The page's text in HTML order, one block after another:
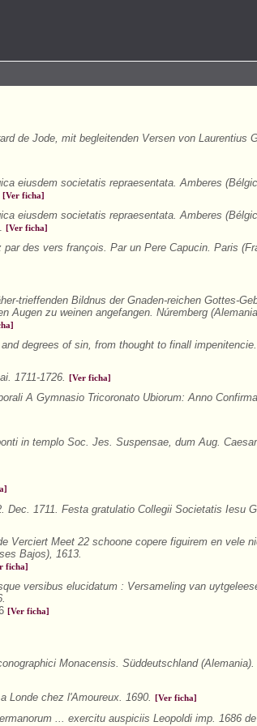
de Jode, mit begleitenden Versen von Laurentius
eiusdem societatis repraesentata. Amberes
[Ver ficha]
eiusdem societatis repraesentata. Amberes
[Ver ficha]
des vers françois. Par un Pere Capucin. Paris
trieffenden Bildnus der Gnaden-reichen Gottes-
Augen zu weinen angefangen. Núremberg
degrees of sin, from thought to finall
1711-1726. [Ver ficha]
A Gymnasio Tricoronato Ubiorum: Anno
in templo Soc. Jes. Suspensae, dum Aug.
1711. Festa gratulatio Collegii Societatis Iesu
Verciert Meet 22 schoone copere figuirem en vele
Bajos), 1613.
ficha]
versibus elucidatum : Versameling van
[Ver ficha]
Monacensis. Süddeutschland (Alemania).
Londe chez l'Amoureux. 1690. [Ver ficha]
... exercitu auspiciis Leopoldi imp. 1686